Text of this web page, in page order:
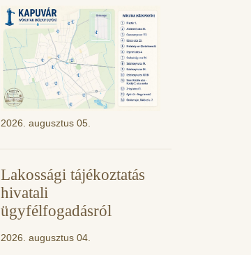
2026. augusztus 05.
Lakossági tájékoztatás
hivatali
ügyfélfogadásról
2026. augusztus 04.